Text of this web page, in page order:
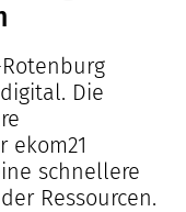
2022
Events
DigiBauG
EfA-Leistungen
GigaMaP
uns
Die
ekom21
schnellere
Ressourcen.